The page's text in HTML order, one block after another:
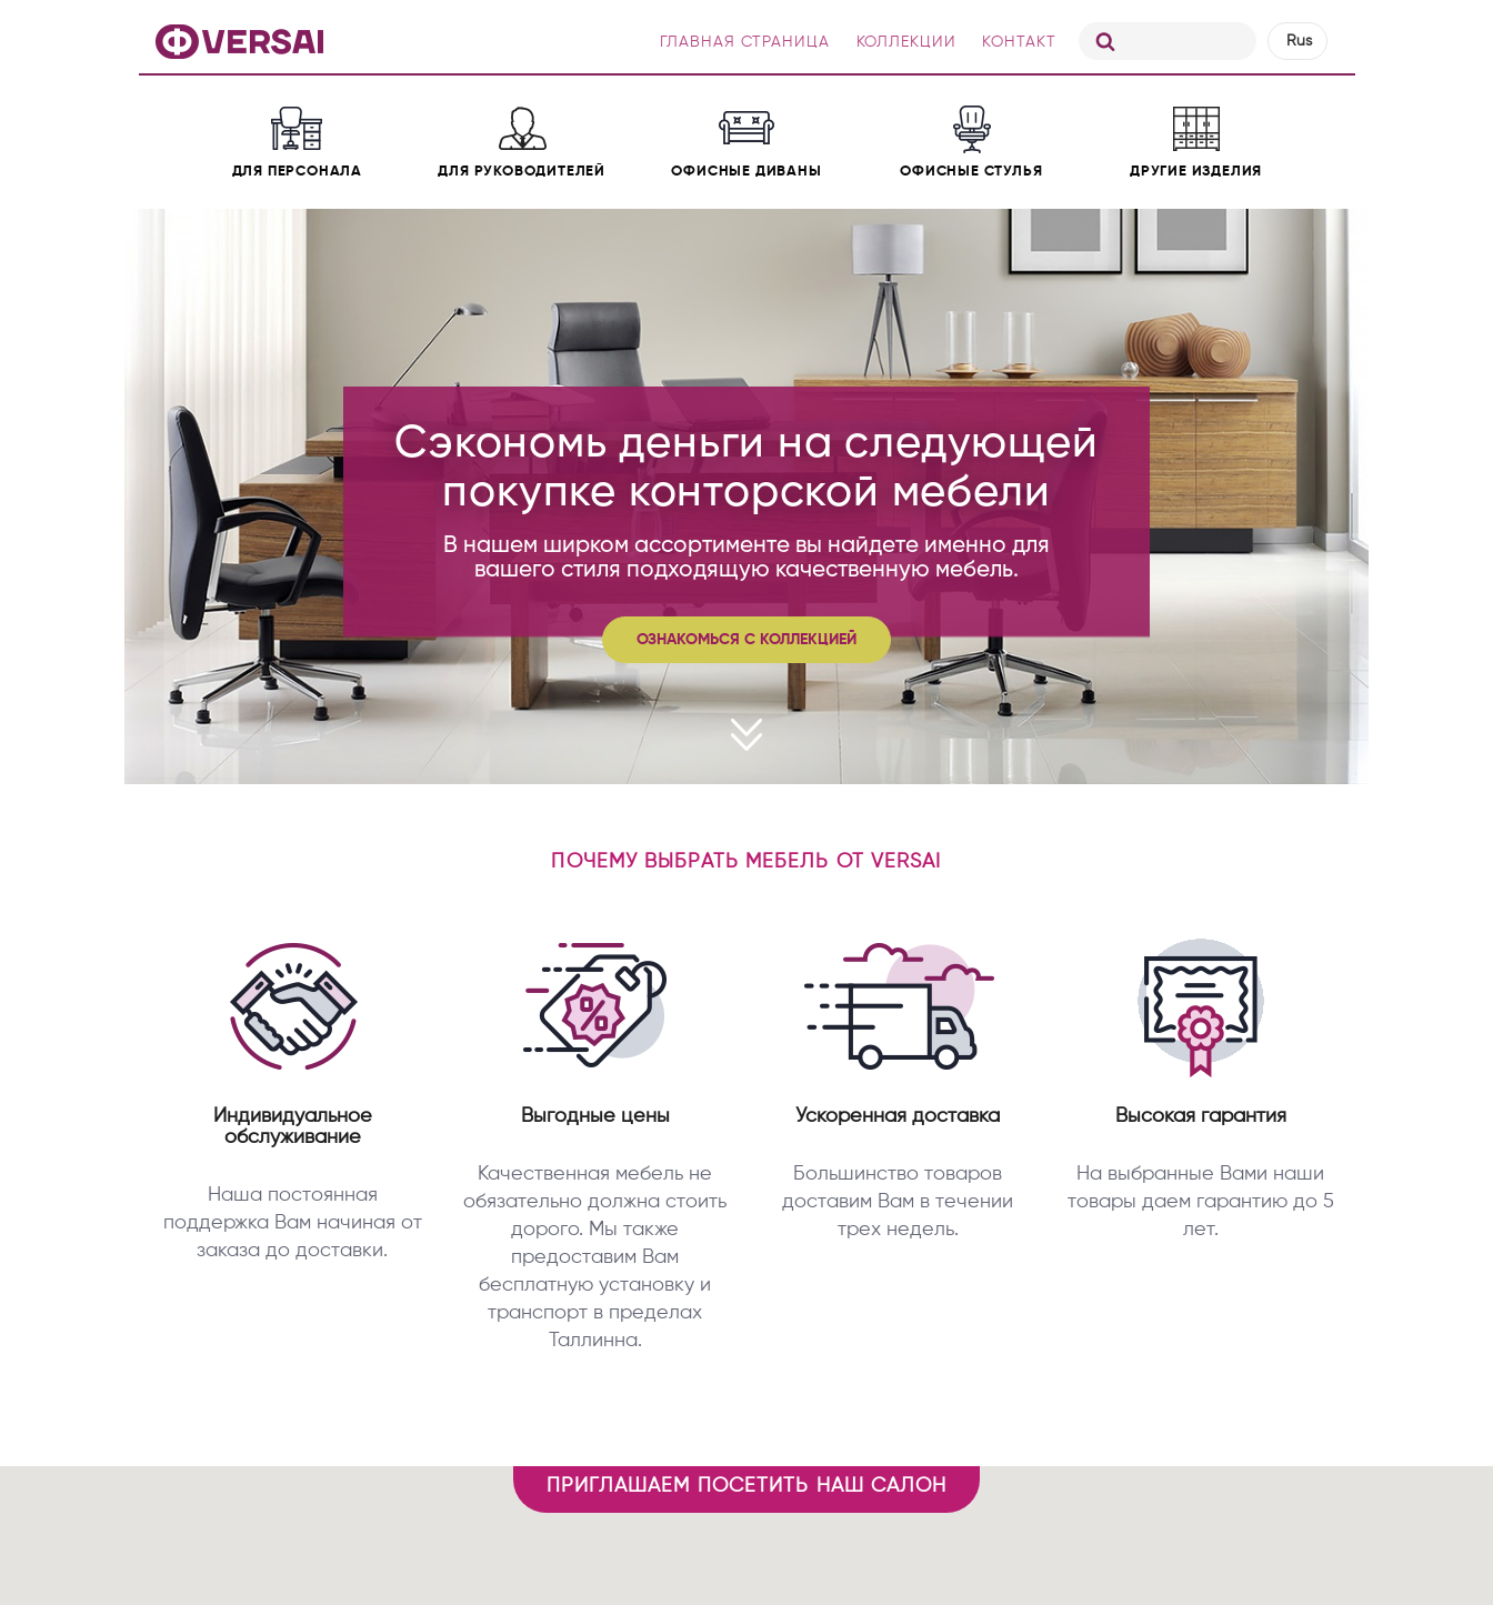
Rus
Est Eng
ГЛАВНАЯ СТРАНИЦА КОЛЛЕКЦИИ КОНТАКТ
ДЛЯ ПЕРСОНАЛА ДЛЯ РУКОВОДИТЕЛЕЙ ОФИСНЫЕ ДИВАНЫ ОФИСНЫЕ СТУЛЬЯ ДРУГИЕ ИЗДЕЛИЯ
Cэкономь деньги на следующей
покупке конторской мебели
B нашем ширком ассортименте вы найдете именно для
вашего стиля подходящую качественную мебель.
ОЗНАКОМЬСЯ С КОЛЛЕКЦИЕЙ
ПОЧЕМУ ВЫБРАТЬ МЕБЕЛЬ ОТ VERSAI
Индивидуальное
обслуживание
Наша постоянная
поддержка Вам начиная от
заказа до доставки.
Выгодные цены
Качественная мебель не
обязательно должна стоить
дорого. Мы также
предоставим Вам
бесплатную установку и
транспорт в пределах
Таллинна.
Ускоренная доставка
Большинство товаров
доставим Вам в течении
трех нeдeль.
Высокая гарантия
На выбранные Вами наши
товары даем гарантию до 5
лет.
ПРИГЛАШАЕМ ПОСЕТИТЬ НАШ САЛОН